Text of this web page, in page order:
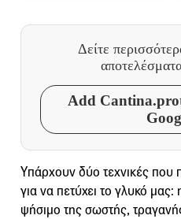
Δείτε
Add
Yπάρχουν δύο τεχνικές
για να πετύχει το γλυκό μας:
ψήσιμο της σωστής,